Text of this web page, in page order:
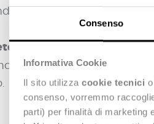
Consenso
Informativa Cookie
Il sito utilizza cookie tecnici
consenso, vorremmo
parti) per finalità di marketing
può vantare una
e l’esperienza dei
una squadra di oltre